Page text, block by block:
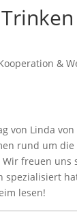
&
von Linda
rund um
freuen
spezialisiert
lesen!